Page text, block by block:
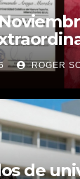
Alajuela
ROGER
de